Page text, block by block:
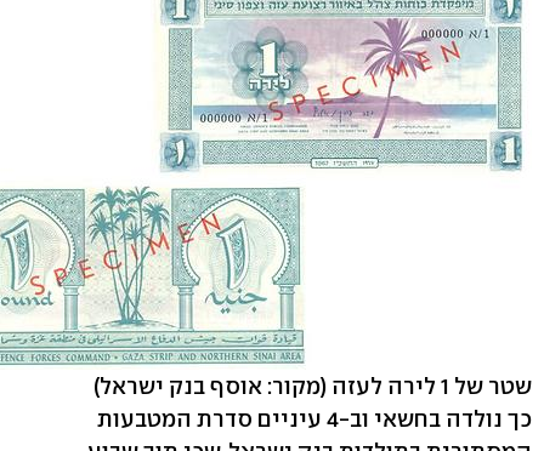
שטר של 1 לירה לעזה
(מקור: אוסף בנק ישראל)
כך נולדה בחשאי וב-4 עיניים סדרת המטבעות